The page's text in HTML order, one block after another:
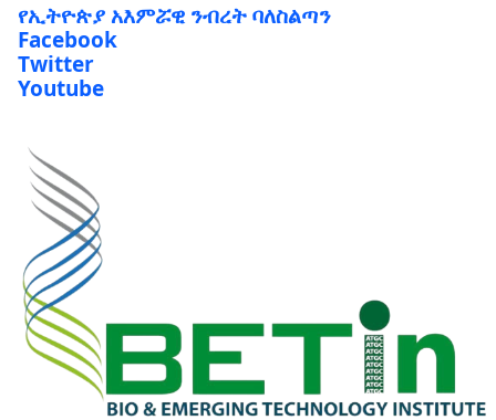
የኢትዮጵያ አእምሯዊ ንብረት ባለስልጣን
Facebook
Twitter
Youtube